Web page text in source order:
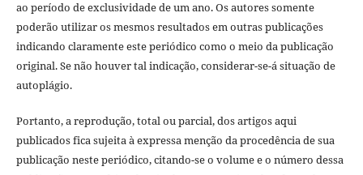
ao período de exclusividade de um ano. Os autores somente
poderão utilizar os mesmos resultados em outras publicações
indicando claramente este periódico como o meio da publicação
original. Se não houver tal indicação, considerar-se-á situação de
autoplágio.
Portanto, a reprodução, total ou parcial, dos artigos aqui
publicados fica sujeita à expressa menção da procedência de sua
publicação neste periódico, citando-se o volume e o número dessa